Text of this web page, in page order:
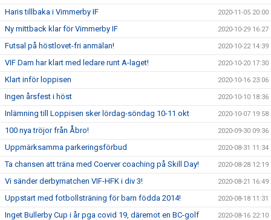
Haris tillbaka i Vimmerby IF 2020-11-05 20:00
Ny mittback klar för Vimmerby IF 2020-10-29 16:27
Futsal på höstlovet-fri anmälan! 2020-10-22 14:39
VIF Dam har klart med ledare runt A-laget! 2020-10-20 17:30
Klart inför loppisen 2020-10-16 23:06
Ingen årsfest i höst 2020-10-10 18:36
Inlämning till Loppisen sker lördag-söndag 10-11 okt 2020-10-07 19:58
100 nya tröjor från Åbro! 2020-09-30 09:36
Uppmärksamma parkeringsförbud 2020-08-31 11:34
Ta chansen att träna med Coerver coaching på Skill Day! 2020-08-28 12:19
Vi sänder derbymatchen VIF-HFK i div 3! 2020-08-21 16:49
Uppstart med fotbollsträning för barn födda 2014! 2020-08-18 11:31
Inget Bullerby Cup i år pga covid 19, däremot en BC-golf 2020-08-16 22:10